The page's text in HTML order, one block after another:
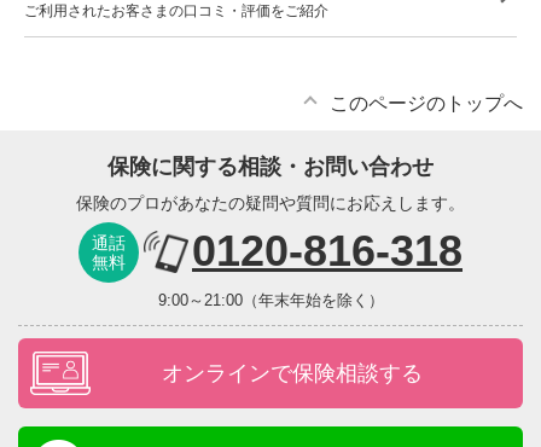
ご利用されたお客さまの口コミ・評価をご紹介
このページのトップへ
保険に関する相談・お問い合わせ
保険のプロがあなたの疑問や質問にお応えします。
通話
無料
0120-816-318
9:00～21:00（年末年始を除く）
オンラインで保険相談する